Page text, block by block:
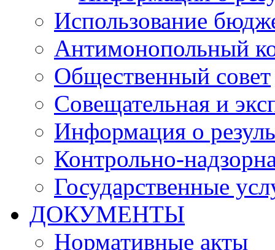
Использование
Антимонопольный
Общественный совет
Совещательная и
Информация о
Контрольно-
Государственные
ДОКУМЕНТЫ
Нормативные акты